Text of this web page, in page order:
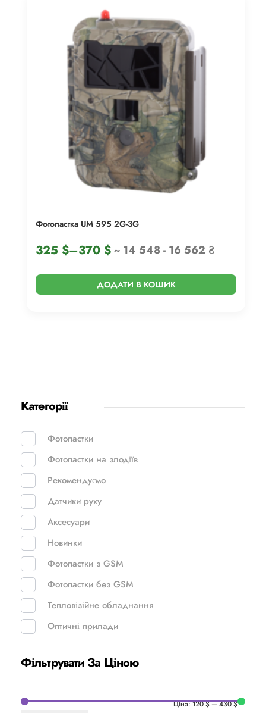
Фотопастка UM 595 2G-3G
325 $–370 $~ 14 548 - 16 562 ₴
ДОДАТИ В КОШИК
Категорії
Фотопастки
Фотопастки на злодіїв
Рекомендуємо
Датчики руху
Аксесуари
Новинки
Фотопастки з GSM
Фотопастки без GSM
Тепловізійне обладнання
Оптичні прилади
Фільтрувати За Ціною
Ціна:120 $—430 $